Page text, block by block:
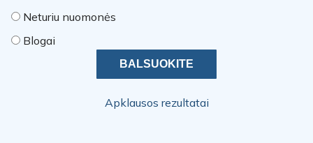
Neturiu nuomonės
Blogai
Apklausos rezultatai